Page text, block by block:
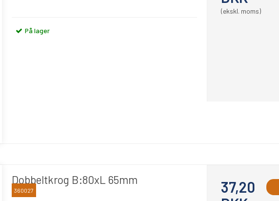
På lager
(ekskl. moms)
Dobbeltkrog B:80xL 65mm
BLIKA
360027
37,20